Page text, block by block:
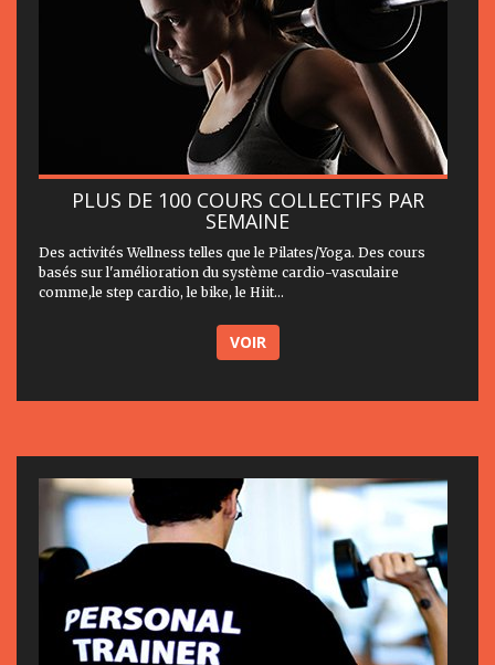
PLUS DE 100 COURS COLLECTIFS PAR
SEMAINE
Des activités Wellness telles que le Pilates/Yoga. Des cours
basés sur l'amélioration du système cardio-vasculaire
comme,le step cardio, le bike, le Hiit...
VOIR